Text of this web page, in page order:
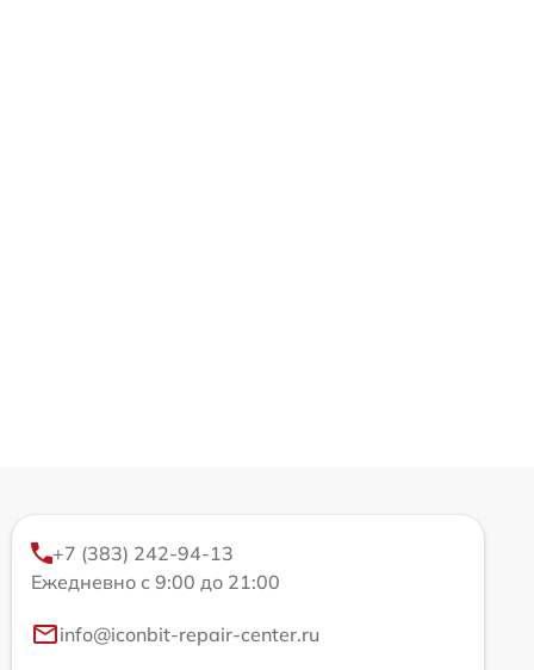
+7 (383) 242-94-13
Ежедневно с 9:00 до 21:00
info@iconbit-repair-center.ru